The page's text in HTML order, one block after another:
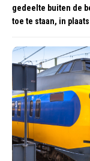
gedeelte buiten de
toe te staan, in